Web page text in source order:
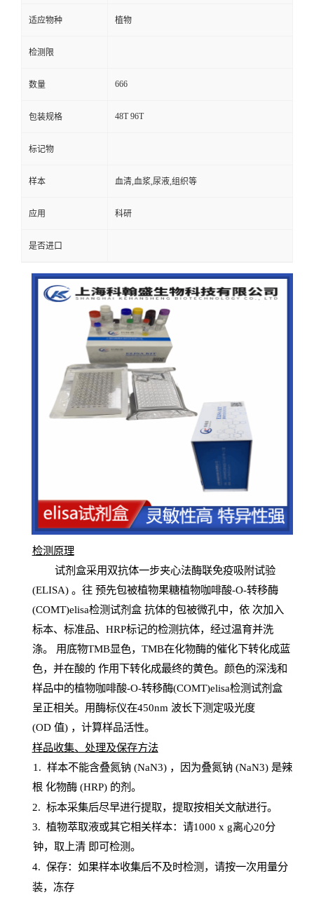
适应物种 植物
检测限
数量 666
包装规格 48T 96T
标记物
样本 血清,血浆,尿液,组织等
应用 科研
是否进口
检测原理
试剂盒采用双抗体一步夹心法酶联免疫吸附试验
(ELISA) 。往 预先包被植物果糖植物咖啡酸-O-转移酶
(COMT)elisa检测试剂盒抗体的包被微孔中，依 次加入
标本、标准品、 HRP标记的检测抗体，经过温育并洗
涤。 用底物TMB显色， TMB在化物酶的催化下转化成蓝
色，并在酸的 作用下转化成最终的黄色。颜色的深浅和
样品中的植物咖啡酸-O-转移酶(COMT)elisa检测试剂盒
呈正相关。用酶标仪在450nm 波长下测定吸光度
(OD 值) ，计算样品活性。
样品收集、处理及保存方法
1 . 样本不能含叠氮钠(NaN3) ，因为叠氮钠 (NaN3) 是辣
根 化物酶(HRP) 的剂。
2. 标本采集后尽早进行提取，提取按相关文献进行。
3. 植物萃取液或其它相关样本：请1000 x g离心20分
钟，取上清 即可检测。
4. 保存：如果样本收集后不及时检测，请按一次用量分
装，冻存